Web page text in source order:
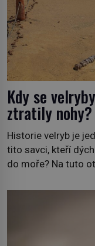
Kdy se
ztratily nohy?
Historie velryb je
tito savci, kteří
do moře? Na tuto
premiéru ve čtvrtek